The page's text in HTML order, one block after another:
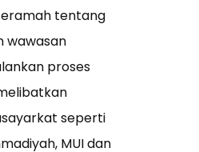
tentang
wawasan
proses
seperti
MUI dan